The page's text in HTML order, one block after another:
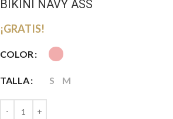
BIKINI NAVY ASS
¡GRATIS!
COLOR
TALLA S M